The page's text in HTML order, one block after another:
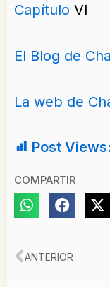
Capítulo VI
El Blog de
La web de
Post Views:
COMPARTIR
Ant
ANTERIOR